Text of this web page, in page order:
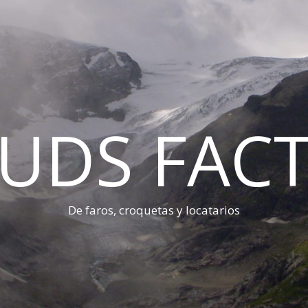
De faros, croquetas y locatarios